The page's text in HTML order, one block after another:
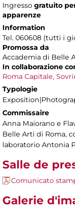
Ingresso gratuito
apparenze
Information
Tel. 060608 (tutti i
Promossa da
Accademia di Belle
In collaborazione
Roma Capitale,
Typologie
Commissaire
Anna Maiorano e
Belle Arti di Roma,
laboratorio Antonia
Salle de
Comunicato
Galerie